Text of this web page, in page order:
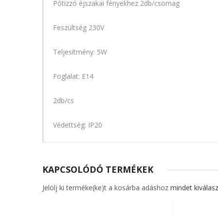
Pótizzó éjszakai fényekhez 2db/csomag
Feszültség 230V
Teljesítmény: 5W
Foglalat: E14
2db/cs
Védettség: IP20
KAPCSOLÓDÓ TERMÉKEK
Jelölj ki terméke(ke)t a kosárba adáshoz mindet